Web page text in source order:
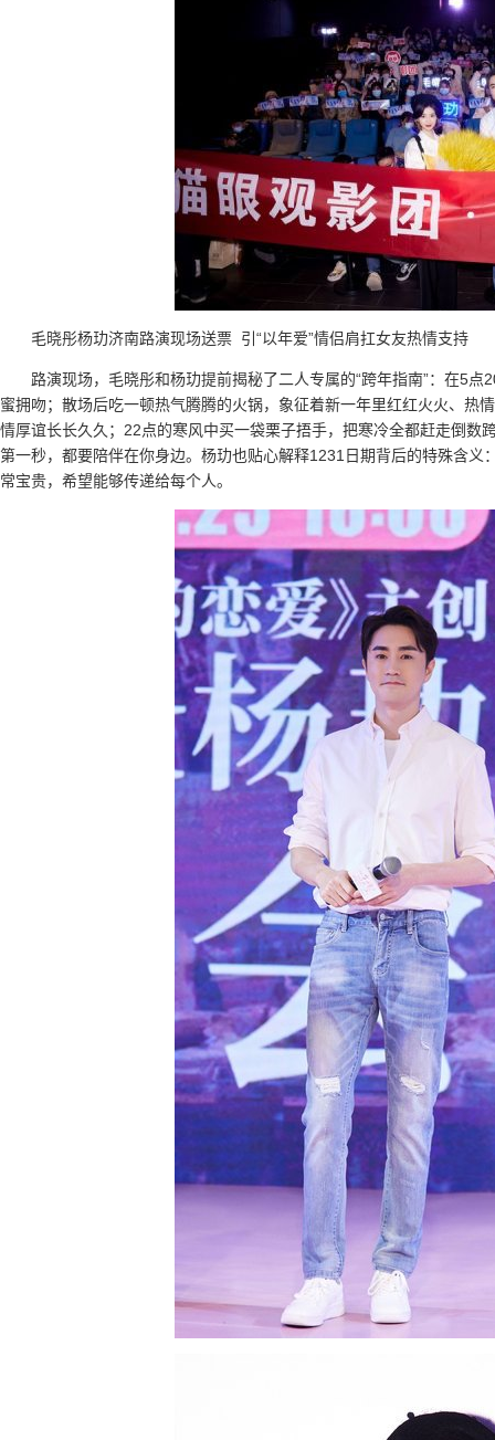
毛晓彤杨玏济南路演现场送票 引“以年爱”情侣肩扛女友热情支持
路演现场，毛晓彤和杨玏提前揭秘了二人专属的“跨年指南”：在5
蜜拥吻；散场后吃一顿热气腾腾的火锅，象征着新一年里红红火火、热
情厚谊长长久久；22点的寒风中买一袋栗子捂手，把寒冷全都赶走倒数
第一秒，都要陪伴在你身边。杨玏也贴心解释1231日期背后的特殊含义
常宝贵，希望能够传递给每个人。